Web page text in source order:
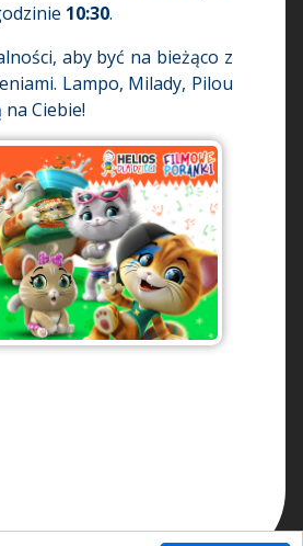
10:30.
aby być na bieżąco z
Lampo, Milady, Pilou
Ciebie!